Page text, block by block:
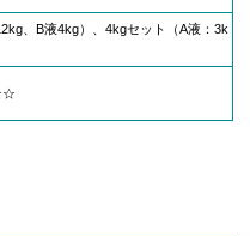
、B液4kg）、4kgセット（A液：3k